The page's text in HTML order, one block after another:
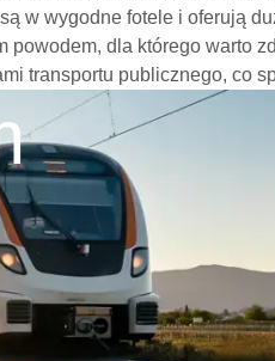
w wygodne fotele i oferują
dla którego warto
transportu publicznego, co